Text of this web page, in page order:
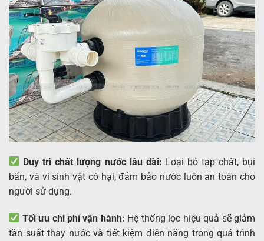
Duy trì chất lượng nước lâu dài: Loại bỏ tạp chất, bụi
bẩn, và vi sinh vật có hại, đảm bảo nước luôn an toàn cho
người sử dụng.
Tối ưu chi phí vận hành: Hệ thống lọc hiệu quả sẽ giảm
tần suất thay nước và tiết kiệm điện năng trong quá trình